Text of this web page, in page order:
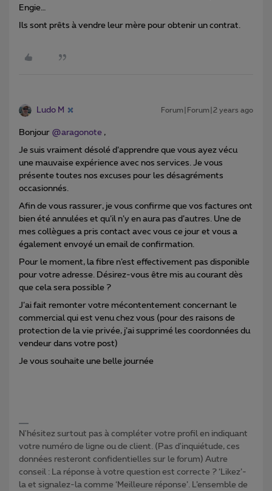
Engie…
Ils sont prêts à vendre leur mère pour obtenir un contrat.
Ludo M Forum|Forum|2 years ago
Bonjour @aragonote ,
Je suis vraiment désolé d’apprendre que vous ayez vécu
une mauvaise expérience avec nos services. Je vous
présente toutes nos excuses pour les désagréments
occasionnés.
Afin de vous rassurer, je vous confirme que vos factures ont
bien été annulées et qu’il n’y en aura pas d’autres. Une de
mes collègues a pris contact avec vous ce jour et vous a
également envoyé un email de confirmation.
Pour le moment, la fibre n’est effectivement pas disponible
pour votre adresse. Désirez-vous être mis au courant dès
que cela sera possible ?
J’ai fait remonter votre mécontentement concernant le
commercial qui est venu chez vous (pour des raisons de
protection de la vie privée, j’ai supprimé les coordonnées du
vendeur dans votre post)
Je vous souhaite une belle journée
N'hésitez surtout pas à compléter votre profil en indiquant
votre numéro de ligne ou de client. (Pas d'inquiétude, ces
données resteront confidentielles sur le forum) Autre
conseil : La réponse à votre question est correcte ? ‘Likez’-
la et signalez-la comme ‘Meilleure réponse’. L’ensemble de